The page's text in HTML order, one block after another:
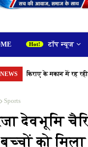
टॉप न्यूज
किराए के मकान में रह
Sports
देवभूमि
को